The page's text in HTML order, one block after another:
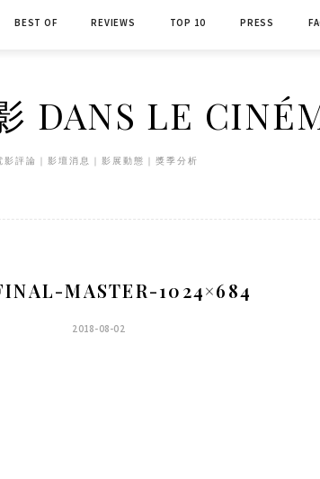
BEST OF REVIEWS TOP 10 PRESS
DANS LE
影評論｜影壇消息｜影展動態｜獎季分析
MASTER-1024×684
2018-08-02